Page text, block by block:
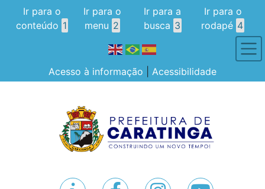
Ir para o
conteúdo 1
Ir para o
menu 2
Ir para a
busca 3
Ir para o
rodapé 4
Acesso à informação Acessibilidade